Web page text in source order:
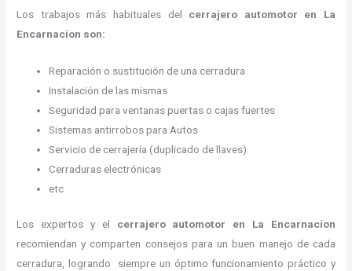
Los trabajos más habituales del cerrajero automotor en La
Encarnacion son:
Reparación o sustitución de una cerradura
Instalación de las mismas
Seguridad para ventanas puertas o cajas fuertes
Sistemas antirrobos para Autos
Servicio de cerrajería (duplicado de llaves)
Cerraduras electrónicas
etc
Los expertos y el cerrajero automotor en La Encarnacion
recomiendan y comparten consejos para un buen manejo de cada
cerradura, logrando siempre un óptimo funcionamiento práctico y